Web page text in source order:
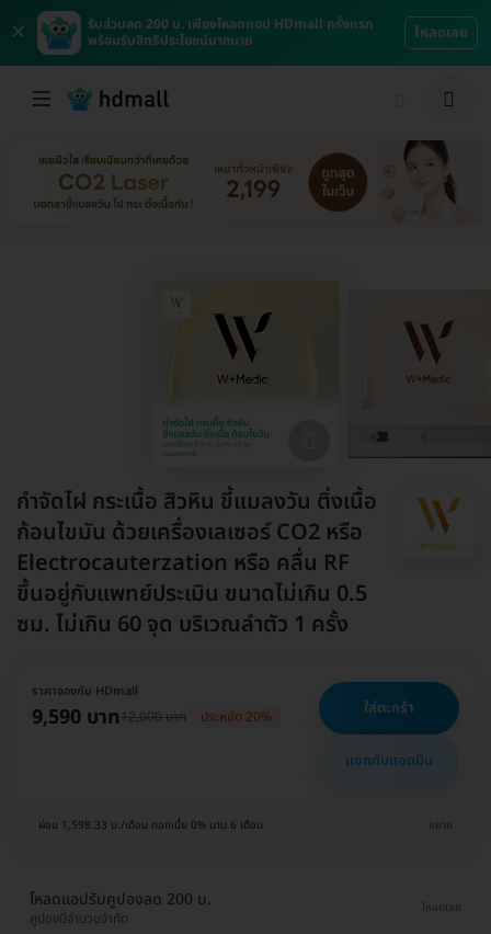
×
รับส่วนลด 200 บ. เพียงโหลดแอป HDmall ครั้งแรก
พร้อมรับสิทธิประโยชน์มากมาย
โหลดเลย
กำจัดไฝ กระเนื้อ สิวหิน ขี้แมลงวัน ติ่งเนื้อ
ก้อนไขมัน ด้วยเครื่องเลเซอร์ CO2 หรือ
Electrocauterzation หรือ คลื่น RF
ขึ้นอยู่กับแพทย์ประเมิน ขนาดไม่เกิน 0.5
ซม. ไม่เกิน 60 จุด บริเวณลำตัว 1 ครั้ง
ราคาจองกับ HDmall
9,590 บาท12,000 บาท ประหยัด 20% ใส่ตะกร้า
แชทกับแอดมิน
ผ่อน 1,598.33 บ./เดือน ดอกเบี้ย 0% นาน 6 เดือน ขยาย
โหลดแอปรับคูปองลด 200 บ.
คูปองมีจำนวนจำกัด
โหลดเลย